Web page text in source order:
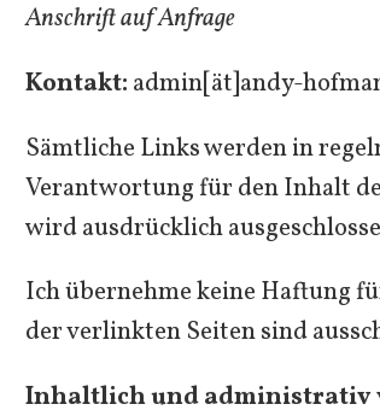
Anschrift auf Anfrage
Kontakt: admin[ät]andy-
Sämtliche Links werden in
Verantwortung für den Inhalt
wird ausdrücklich
Ich übernehme keine Haftung
der verlinkten Seiten sind
Inhaltlich und administrativ